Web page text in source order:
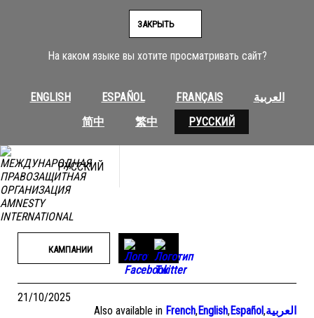
На каком языке вы хотите просматривать сайт?
ENGLISH ESPAÑOL FRANÇAIS
العربية
简中
繁中 РУССКИЙ
ЗАКРЫТЬ
РУССКИЙ
КАМПАНИИ
21/10/2025
Also available in French,English,Español,العربية